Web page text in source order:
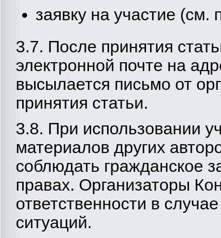
заявку на участие
3.7. После принятия
электронной почте на
высылается письмо от
принятия статьи.
3.8. При использовании
материалов других
соблюдать гражданское
правах. Организаторы
ответственности в
ситуаций.